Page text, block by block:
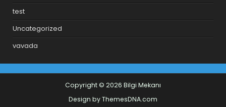
test
Uncategorized
vavada
Copyright © 2026 Bilgi Mekanı
Design by ThemesDNA.com